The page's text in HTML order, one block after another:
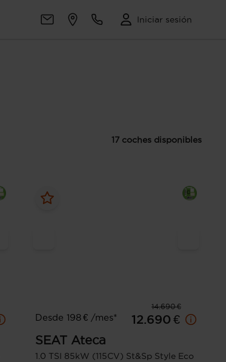
Iniciar sesión
17 coches disponibles
14.690 €
Desde 198 € /mes*
12.690 €
SEAT Ateca
1.0 TSI 85kW (115CV) St&Sp Style Eco